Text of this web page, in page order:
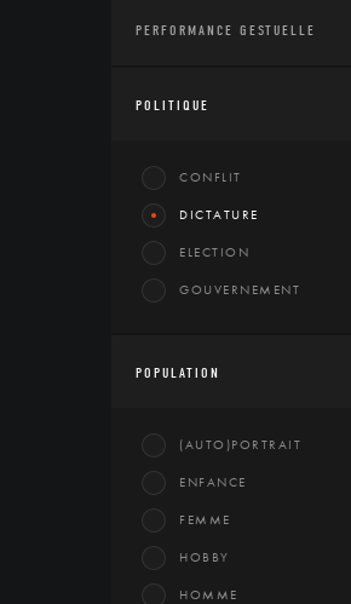
PERFORMANCE GESTUELLE
POLITIQUE
CONFLIT
DICTATURE
ELECTION
GOUVERNEMENT
POPULATION
(AUTO)PORTRAIT
ENFANCE
FEMME
HOBBY
HOMME